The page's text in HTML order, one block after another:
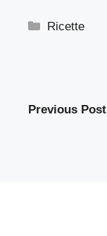
Categorie
Ricette
Previous Post